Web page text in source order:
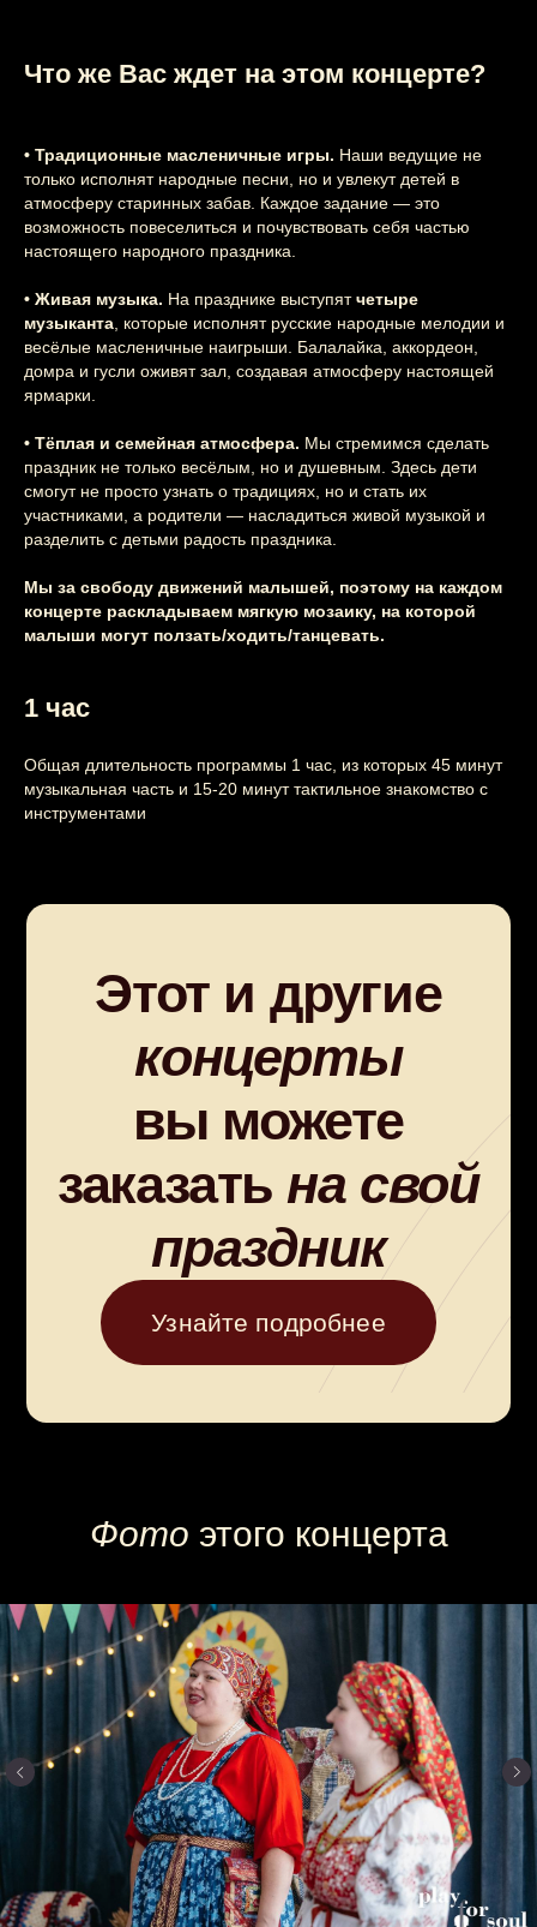
Что же Вас ждет на этом концерте?
• Традиционные масленичные игры. Наши ведущие не
только исполнят народные песни, но и увлекут детей в
атмосферу старинных забав. Каждое задание — это
возможность повеселиться и почувствовать себя частью
настоящего народного праздника.
• Живая музыка. На празднике выступятчетыре
музыканта , которые исполнят русские народные мелодии и
весёлые масленичные наигрыши. Балалайка, аккордеон,
домра и гусли оживят зал, создавая атмосферу настоящей
ярмарки.
• Тёплая и семейная атмосфера. Мы стремимся сделать
праздник не только весёлым, но и душевным. Здесь дети
смогут не просто узнать о традициях, но и стать их
участниками, а родители — насладиться живой музыкой и
разделить с детьми радость праздника.
Мы за свободу движений малышей, поэтому на каждом
концерте раскладываем мягкую мозаику, на которой
малыши могут ползать/ходить/танцевать.
1 час
Общая длительность программы 1 час, из которых 45 минут
музыкальная часть и 15-20 минут тактильное знакомство с
инструментами
Этот и другие
концерты
вы можете
заказатьна свой
праздник
Фото этого концерта
на концерт